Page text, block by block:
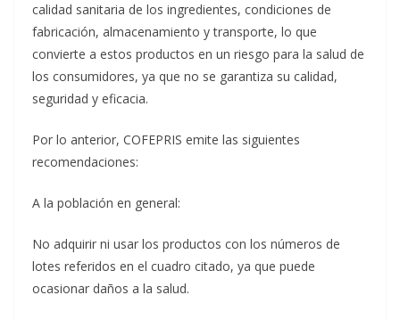
calidad sanitaria de los ingredientes, condiciones de
fabricación, almacenamiento y transporte, lo que
convierte a estos productos en un riesgo para la salud de
los consumidores, ya que no se garantiza su calidad,
seguridad y eficacia.
Por lo anterior, COFEPRIS emite las siguientes
recomendaciones:
A la población en general:
No adquirir ni usar los productos con los números de
lotes referidos en el cuadro citado, ya que puede
ocasionar daños a la salud.